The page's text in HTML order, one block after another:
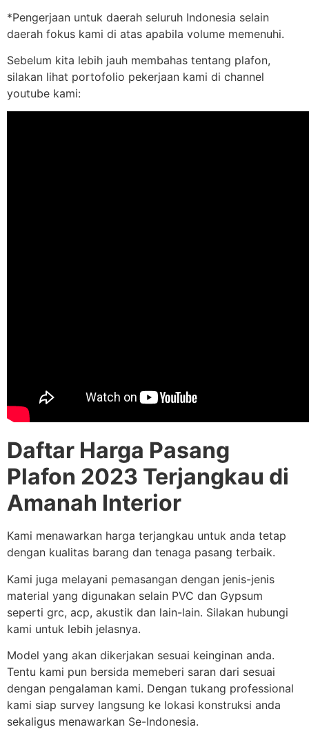
*Pengerjaan untuk daerah seluruh Indonesia selain
daerah fokus kami di atas apabila volume memenuhi.
Sebelum kita lebih jauh membahas tentang plafon,
silakan lihat portofolio pekerjaan kami di channel
youtube kami:
Daftar Harga Pasang
Plafon 2023 Terjangkau di
Amanah Interior
Kami menawarkan harga terjangkau untuk anda tetap
dengan kualitas barang dan tenaga pasang terbaik.
Kami juga melayani pemasangan dengan jenis-jenis
material yang digunakan selain PVC dan Gypsum
seperti grc, acp, akustik dan lain-lain. Silakan hubungi
kami untuk lebih jelasnya.
Model yang akan dikerjakan sesuai keinginan anda.
Tentu kami pun bersida memeberi saran dari sesuai
dengan pengalaman kami. Dengan tukang professional
kami siap survey langsung ke lokasi konstruksi anda
sekaligus menawarkan Se-Indonesia.